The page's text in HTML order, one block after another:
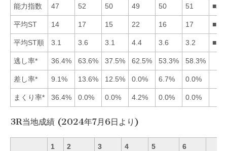
能力指数 47 52 50 49 50 51
平均ST 14 17 15 22 16 17
平均ST順 3.1 3.6 3.1 4.4 3.6 3.2
逃し率* 36.4% 63.6% 37.5% 62.5% 53.3% 58.3%
差し率* 9.1% 13.6% 12.5% 0.0% 6.7% 0.0%
まくり率* 36.4% 0.0% 0.0% 4.2% 0.0% 0.0%
3R当地成績 (2024年7月6日より)
1 2 3 4 5 6